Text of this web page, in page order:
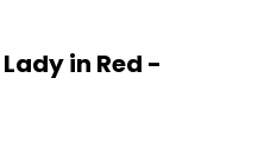
in Red -